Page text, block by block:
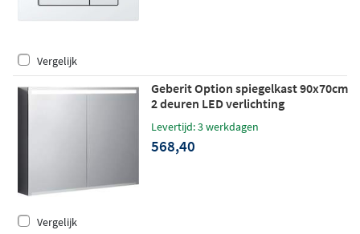
Vergelijk
Geberit Option spiegelkast 90x70cm
2 deuren LED verlichting
Levertijd: 3 werkdagen
568,40
Vergelijk